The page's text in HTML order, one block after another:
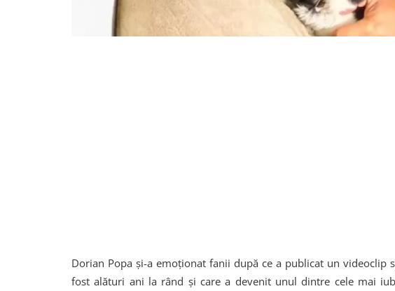
Dorian Popa și-a emoționat fanii după ce a publicat un videoclip
fost alături ani la rând și care a devenit unul dintre cele mai